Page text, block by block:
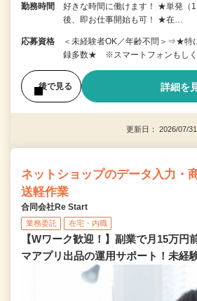
勤務時間
好きな時間に働けます！ ★単発（
後、即お仕事開始も可！ ★在…
応募資格
＜未経験者OK／年齢不問＞⇒★特
録多数★ ※スマートフォンもしく
後で見る 詳細を
更新日： 2026/07/
ネットショップのデータ入力・
送軽作業
合同会社Re Start
業務委託 在宅・内職
【Wワーク歓迎！】副業で月15万円
マアプリ出品の運用サポート！未経